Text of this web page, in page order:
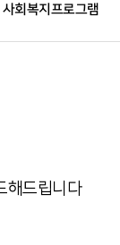
사회복지프로그램
물리치료
해드립니다